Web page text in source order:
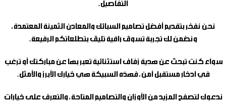
التفاصيل.
نحن نفخر بتقديم أفضل تصاميم السبائك والمعادن الثمينة المعتمدة،
ونضمن لك تجربة تسوق راقية تليق بتطلعاتكم الرفيعة.
سواء كنت تبحث عن هدية زفاف استثنائية تعبر بها عن مباركتك أو ترغب
في ادخار مستقبل آمن، فهذه السبيكة هي خيارك الأبرز والأمثل.
ندعوك لتصفح المزيد من الأوزان والتصاميم المتاحة، والتعرف على خيارات